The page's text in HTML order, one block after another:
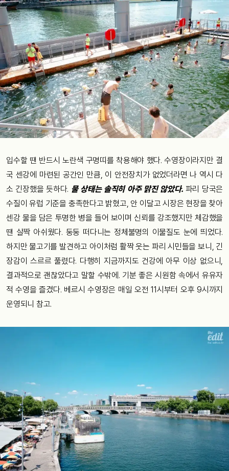
입수할 땐 반드시 노란색 구명띠를 착용해야 했다. 수영장이라지만 결
국 센강에 마련된 공간인 만큼, 이 안전장치가 없었더라면 나 역시 다
소 긴장했을 듯하다. 물 상태는 솔직히 아주 맑진 않았다. 파리 당국은
수질이 유럽 기준을 충족한다고 밝혔고, 안 이달고 시장은 현장을 찾아
센강 물을 담은 투명한 병을 들어 보이며 신뢰를 강조했지만 체감했을
땐 살짝 아쉬웠다. 둥둥 떠다니는 정체불명의 이물질도 눈에 띄었다.
하지만 물고기를 발견하고 아이처럼 활짝 웃는 파리 시민들을 보니, 긴
장감이 스르르 풀렸다. 다행히 지금까지도 건강에 아무 이상 없으니,
결과적으로 괜찮았다고 말할 수밖에. 기분 좋은 시원함 속에서 유유자
적 수영을 즐겼다. 베르시 수영장은 매일 오전 11시부터 오후 9시까지
운영되니 참고.